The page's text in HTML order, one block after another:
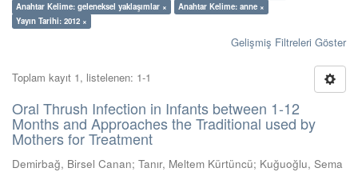
Anahtar Kelime: geleneksel yaklaşımlar ×
Anahtar Kelime: anne ×
Yayın Tarihi: 2012 ×
Gelişmiş Filtreleri Göster
Toplam kayıt 1, listelenen: 1-1
Oral Thrush Infection in Infants between 1-12
Months and Approaches the Traditional used by
Mothers for Treatment
Demirbağ, Birsel Canan; Tanır, Meltem Kürtüncü; Kuğuoğlu, Sema